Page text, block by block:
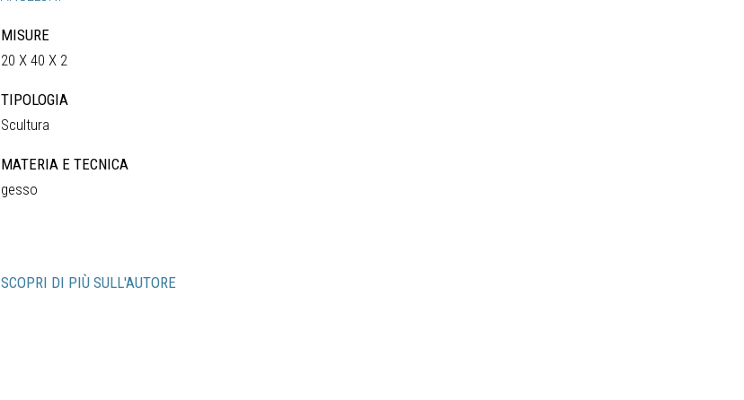
MISURE
20 X 40 X 2
TIPOLOGIA
Scultura
MATERIA E TECNICA
gesso
SCOPRI DI PIÙ SULL'AUTORE